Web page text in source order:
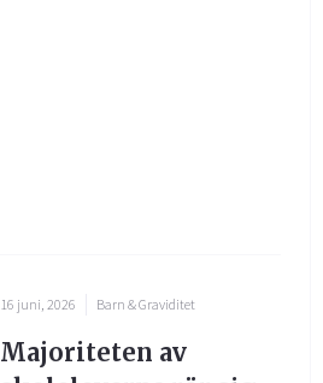
16 juni, 2026 Barn & Graviditet
Majoriteten av